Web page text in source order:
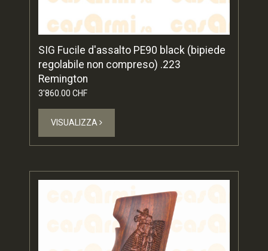
SIG Fucile d'assalto PE90 black (bipiede
regolabile non compreso) .223
Remington
3'860.00 CHF
VISUALIZZA